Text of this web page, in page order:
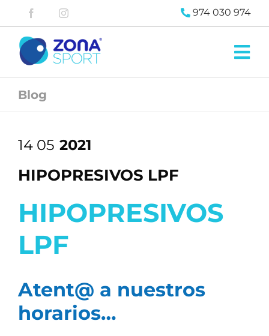
contenido
974 030 974
Zona Pádel
Blog
Blog
14 05 2021
HIPOPRESIVOS LPF
HIPOPRESIVOS
LPF
Atent@ a nuestros
horarios…